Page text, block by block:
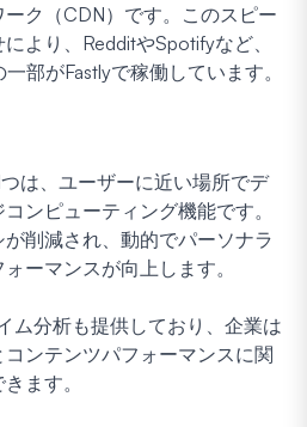
ク（CDN）です。このスピー
より、RedditやSpotifyなど、
部がFastlyで稼働しています。
は、ユーザーに近い場所でデ
ンピューティング機能です。
削減され、動的でパーソナラ
ーマンスが向上します。
ム分析も提供しており、企業は
コンテンツパフォーマンスに関
ます。